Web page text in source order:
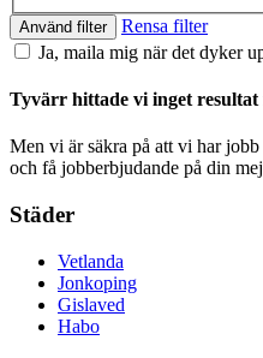
Använd filter
Rensa filter
Ja, maila mig när det dyker
Tyvärr hittade vi inget
Men vi är säkra på att vi har
och få jobberbjudande på din
Städer
Vetlanda
Jonkoping
Gislaved
Habo